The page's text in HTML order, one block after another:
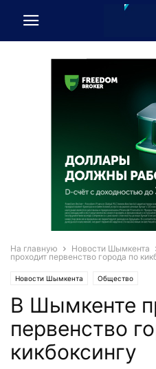
На главную Новости Шымкента
проходит первенство города по
Новости Шымкента Общество
В Шымкенте
первенство
кикбоксингу